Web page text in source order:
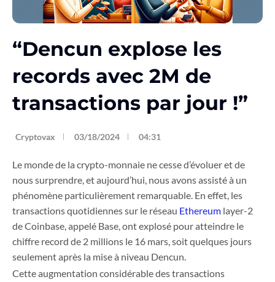
“Dencun explose les
records avec 2M de
transactions par jour !”
Cryptovax 03/18/2024 04:31
Le monde de la crypto-monnaie ne cesse d’évoluer et de
nous surprendre, et aujourd’hui, nous avons assisté à un
phénomène particulièrement remarquable. En effet, les
transactions quotidiennes sur le réseau Ethereum layer-2
de Coinbase, appelé Base, ont explosé pour atteindre le
chiffre record de 2 millions le 16 mars, soit quelques jours
seulement après la mise à niveau Dencun.
Cette augmentation considérable des transactions